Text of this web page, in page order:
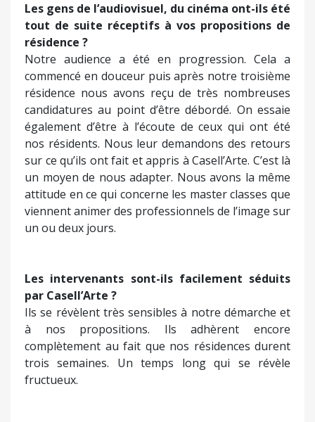
Les gens de l’audiovisuel, du cinéma ont-ils été
tout de suite réceptifs à vos propositions de
résidence ?
Notre audience a été en progression. Cela a
commencé en douceur puis après notre troisième
résidence nous avons reçu de très nombreuses
candidatures au point d’être débordé. On essaie
également d’être à l’écoute de ceux qui ont été
nos résidents. Nous leur demandons des retours
sur ce qu’ils ont fait et appris à Casell’Arte. C’est là
un moyen de nous adapter. Nous avons la même
attitude en ce qui concerne les master classes que
viennent animer des professionnels de l’image sur
un ou deux jours.
Les intervenants sont-ils facilement séduits
par Casell’Arte ?
Ils se révèlent très sensibles à notre démarche et
à nos propositions. Ils adhèrent encore
complètement au fait que nos résidences durent
trois semaines. Un temps long qui se révèle
fructueux.